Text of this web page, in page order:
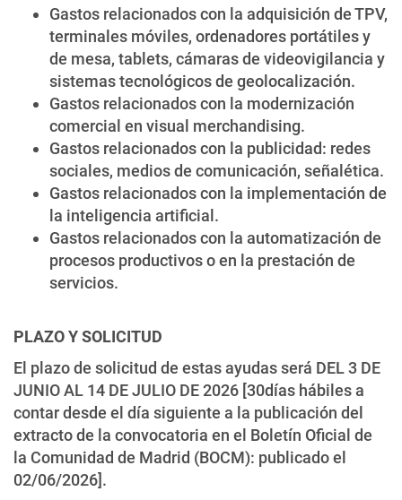
Gastos relacionados con la adquisición de TPV,
terminales móviles, ordenadores portátiles y
de mesa, tablets, cámaras de videovigilancia y
sistemas tecnológicos de geolocalización.
Gastos relacionados con la modernización
comercial en visual merchandising.
Gastos relacionados con la publicidad: redes
sociales, medios de comunicación, señalética.
Gastos relacionados con la implementación de
la inteligencia artificial.
Gastos relacionados con la automatización de
procesos productivos o en la prestación de
servicios.
PLAZO Y SOLICITUD
El plazo de solicitud de estas ayudas será DEL 3 DE
JUNIO AL 14 DE JULIO DE 2026 [30días hábiles a
contar desde el día siguiente a la publicación del
extracto de la convocatoria en el Boletín Oficial de
la Comunidad de Madrid (BOCM): publicado el
02/06/2026].